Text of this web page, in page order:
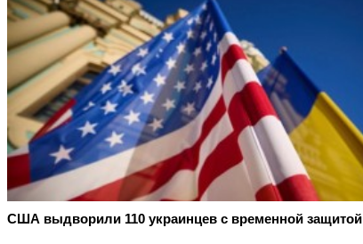
США выдворили 110 украинцев с временной защитой